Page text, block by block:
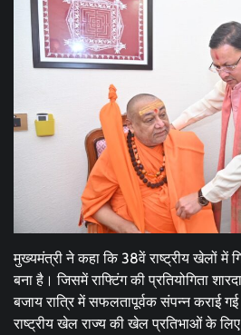
मुख्यमंत्री ने कहा कि 38वें राष्ट्रीय खेलों में
बना है। जिसमें राफ्टिंग की प्रतियोगिता
बजाय रात्रि में सफलतापूर्वक संपन्न कराई
राष्ट्रीय खेल राज्य की खेल प्रतिभाओं के